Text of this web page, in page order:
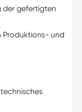
der gefertigten
Produktions- und